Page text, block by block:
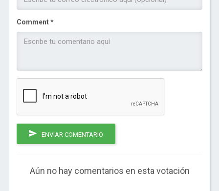
Comment *
ENVIAR COMENTARIO
Aún no hay comentarios en esta votación